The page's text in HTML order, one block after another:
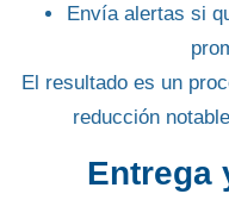
Envía alertas si
El resultado es un
reducción
Entrega